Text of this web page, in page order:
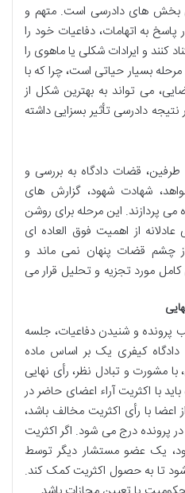
بخش های دادرسی است. متهم و
به اتهامات، دفاعیات خود را
کنند و ایرادات شکلی یا ماهوی را
بسیار حیاتی است، چرا که با
می تواند به بهترین شکل از
دادرسی تأثیر بسزایی داشته
طرفین، قضات دادگاه به بررسی و
شهادت شهود، گزارش های
می پردازند. این مرحله برای روشن
از اهمیت فوق العاده ای
چشم قضات پنهان نمی ماند و
مورد تجزیه و تحلیل قرار می
پرونده و شنیدن دفاعیات، جلسه
کیفری یک بر اساس ماده
با مشورت و تبادل نظر، رأی نهایی
با اکثریت آراء اعضای حاضر در
با رأی اکثریت مخالف باشد،
پرونده درج می شود. اگر اکثریت
یک عضو مستشار دیگر توسط
شود تا به حصول اکثریت کمک کند.